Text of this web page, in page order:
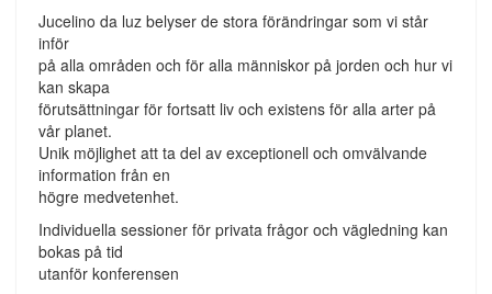
Jucelino da luz belyser de stora förändringar som vi står
inför
på alla områden och för alla människor på jorden och hur vi
kan skapa
förutsättningar för fortsatt liv och existens för alla arter på
vår planet.
Unik möjlighet att ta del av exceptionell och omvälvande
information från en
högre medvetenhet.
Individuella sessioner för privata frågor och vägledning kan
bokas på tid
utanför konferensen